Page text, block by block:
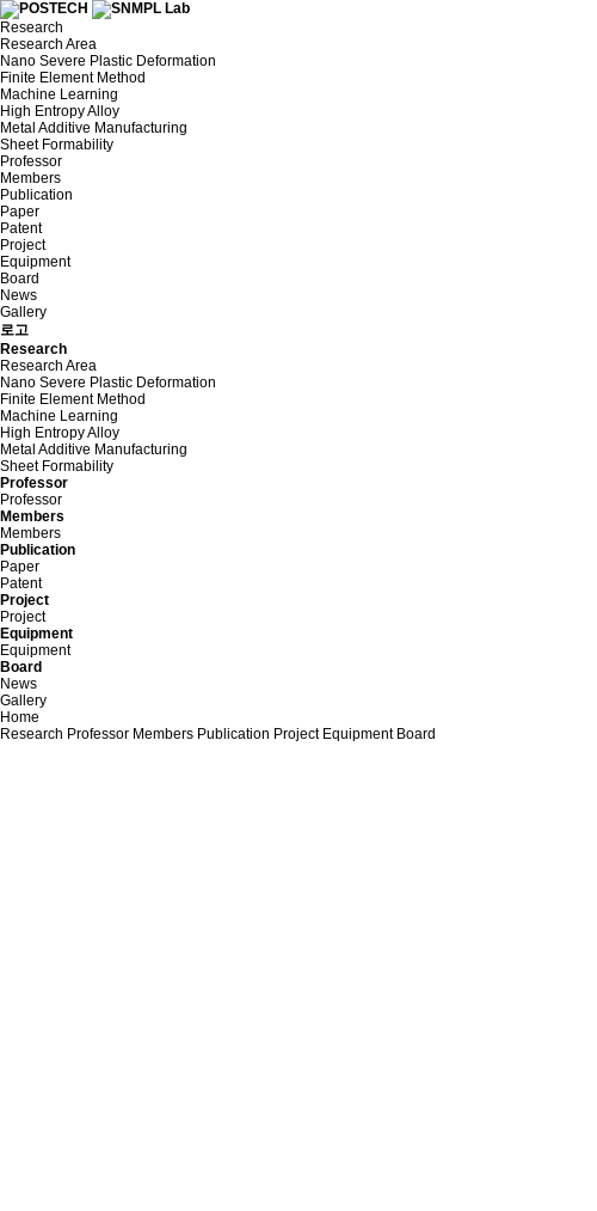
Research
Research Area
Nano Severe Plastic Deformation
Finite Element Method
Machine Learning
High Entropy Alloy
Metal Additive Manufacturing
Sheet Formability
Professor
Members
Publication
Paper
Patent
Project
Equipment
Board
News
Gallery
로고
Research
Research Area
Nano Severe Plastic Deformation
Finite Element Method
Machine Learning
High Entropy Alloy
Metal Additive Manufacturing
Sheet Formability
Professor
Professor
Members
Members
Publication
Paper
Patent
Project
Project
Equipment
Equipment
Board
News
Gallery
Home
Research Professor Members Publication Project Equipment Board